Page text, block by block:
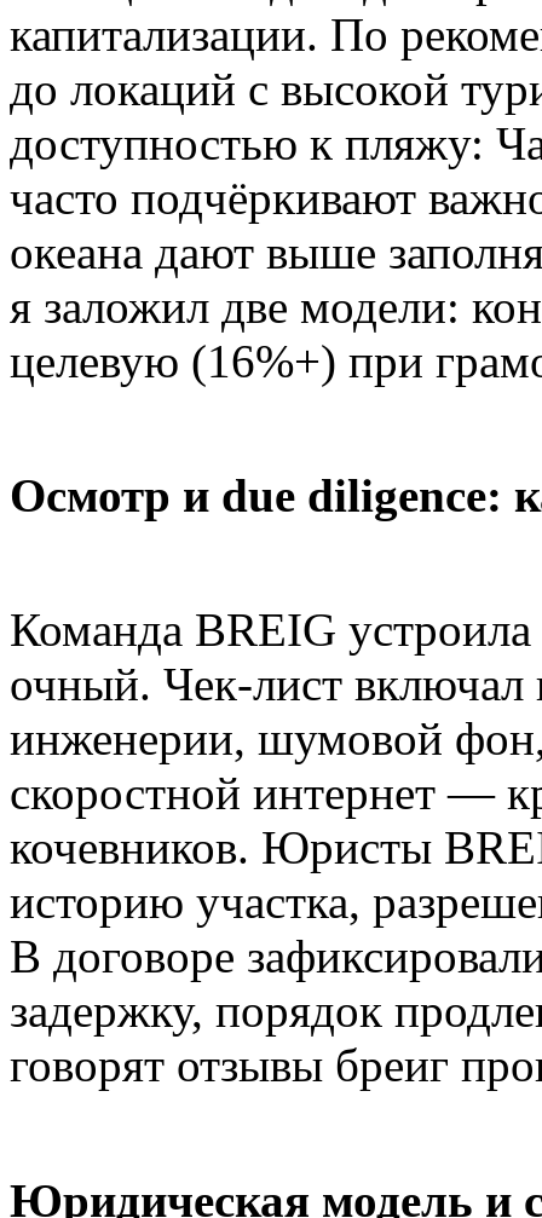
капитализации. По
до локаций с высокой
доступностью к пляжу:
часто подчёркивают
океана дают выше
я заложил две модели:
целевую (16%+) при
Осмотр и due diligence:
Команда BREIG
очный. Чек-лист включал
инженерии, шумовой
скоростной интернет —
кочевников. Юристы
историю участка,
В договоре
задержку, порядок
говорят отзывы бреиг
Юридическая модель и